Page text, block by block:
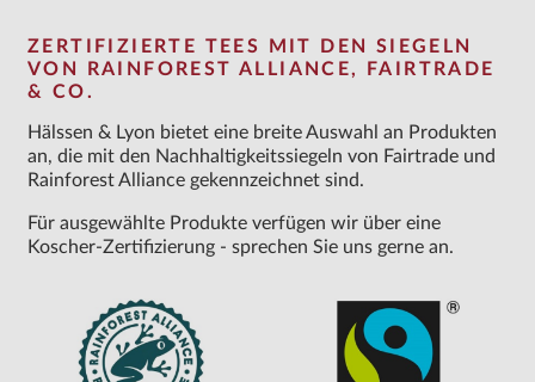
ZERTIFIZIERTE TEES MIT DEN SIEGELN
VON RAINFOREST ALLIANCE, FAIRTRADE
& CO.
Hälssen & Lyon bietet eine breite Auswahl an Produkten
an, die mit den Nachhaltigkeitssiegeln von Fairtrade und
Rainforest Alliance gekennzeichnet sind.
Für ausgewählte Produkte verfügen wir über eine
Koscher-Zertifizierung - sprechen Sie uns gerne an.